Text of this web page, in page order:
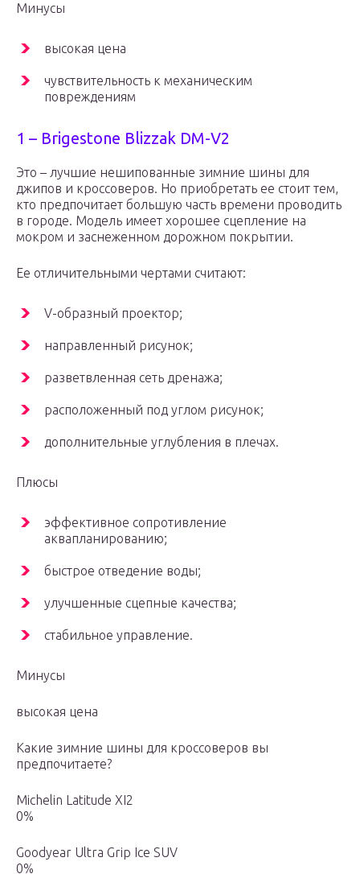
Минусы
высокая цена
чувствительность к механическим
повреждениям
1 – Brigestone Blizzak DM-V2
Это – лучшие нешипованные зимние шины для
джипов и кроссоверов. Но приобретать ее стоит тем,
кто предпочитает большую часть времени проводить
в городе. Модель имеет хорошее сцепление на
мокром и заснеженном дорожном покрытии.
Ее отличительными чертами считают:
V-образный проектор;
направленный рисунок;
разветвленная сеть дренажа;
расположенный под углом рисунок;
дополнительные углубления в плечах.
Плюсы
эффективное сопротивление
аквапланированию;
быстрое отведение воды;
улучшенные сцепные качества;
стабильное управление.
Минусы
высокая цена
Какие зимние шины для кроссоверов вы
предпочитаете?
Michelin Latitude XI2
0%
Goodyear Ultra Grip Ice SUV
0%